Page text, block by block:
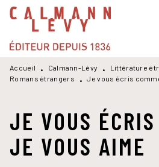
MENU RECHERCHE
PIED DE PAGE
Accueil • Calmann-Lévy • Littérature
Romans étrangers
• Je vous écris
JE VOUS ÉCRIS
JE VOUS AIME